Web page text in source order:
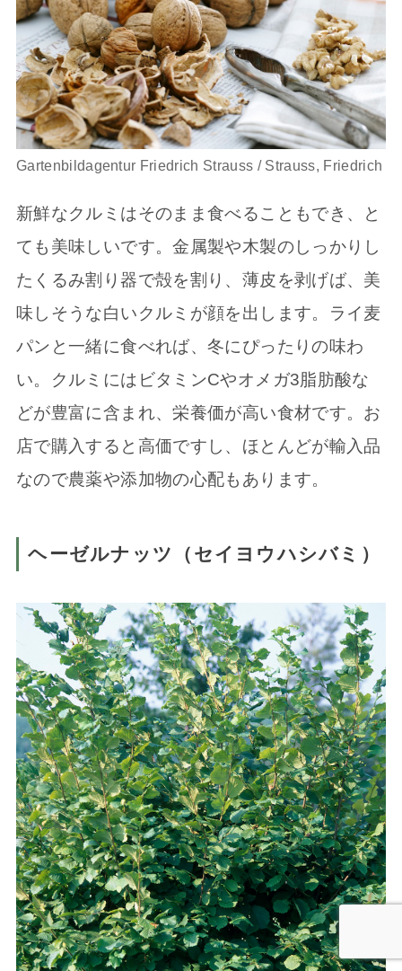
Gartenbildagentur Friedrich Strauss / Strauss, Friedrich
新鮮なクルミはそのまま食べることもでき、と
ても美味しいです。金属製や木製のしっかりし
たくるみ割り器で殻を割り、薄皮を剥げば、美
味しそうな白いクルミが顔を出します。ライ麦
パンと一緒に食べれば、冬にぴったりの味わ
い。クルミにはビタミンCやオメガ3脂肪酸な
どが豊富に含まれ、栄養価が高い食材です。お
店で購入すると高価ですし、ほとんどが輸入品
なので農薬や添加物の心配もあります。
ヘーゼルナッツ（セイヨウハシバミ）